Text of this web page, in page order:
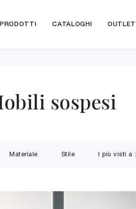
CATALOGHI OUTLET
sospesi
Materiale Stile I più visti a :